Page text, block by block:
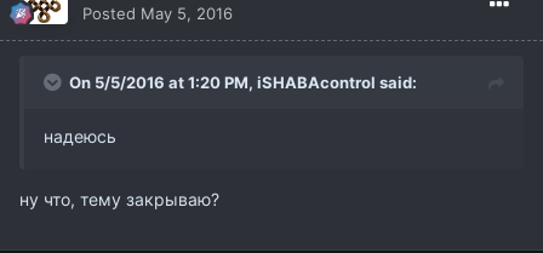
Posted May 5, 2016
On 5/5/2016 at 1:20 PM, iSHABAcontrol said:
надеюсь
ну что, тему закрываю?